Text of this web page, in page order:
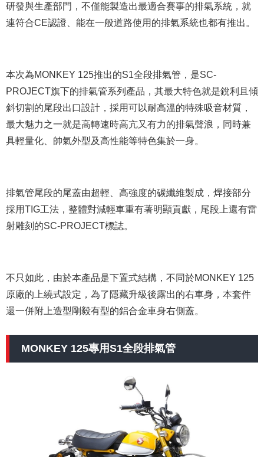
研發與生產部門，不僅能製造出最適合賽事的排氣系統，就
連符合CE認證、能在一般道路使用的排氣系統也都有推出。
本次為MONKEY 125推出的S1全段排氣管，是SC-
PROJECT旗下的排氣管系列產品，其最大特色就是銳利且傾
斜切割的尾段出口設計，採用可以耐高溫的特殊吸音材質，
最大魅力之一就是高轉速時高亢又有力的排氣聲浪，同時兼
具輕量化、帥氣外型及高性能等特色集於一身。
排氣管尾段的尾蓋由超輕、高強度的碳纖維製成，焊接部分
採用TIG工法，整體對減輕車重有著明顯貢獻，尾段上還有雷
射雕刻的SC-PROJECT標誌。
不只如此，由於本產品是下置式結構，不同於MONKEY 125
原廠的上繞式設定，為了隱藏升級後露出的右車身，本套件
還一併附上造型剛毅有型的鋁合金車身右側蓋。
MONKEY 125專用S1全段排氣管